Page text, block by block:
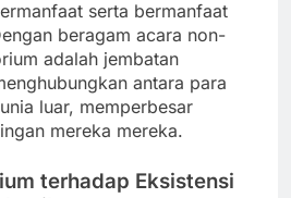
serta bermanfaat
beragam acara non-
adalah jembatan
antara para
luar, memperbesar
mereka mereka.
terhadap Eksistensi